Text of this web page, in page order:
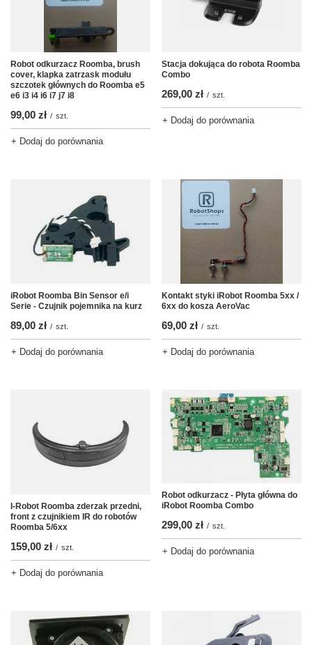
Robot odkurzacz Roomba, brush
cover, klapka zatrzask modułu
szczotek głównych do Roomba e5
e6 i3 i4 i6 i7 j7 i8
99,00 zł / szt.
+ Dodaj do porównania
Stacja dokująca do robota Roomba
Combo
269,00 zł / szt.
+ Dodaj do porównania
iRobot Roomba Bin Sensor e/i
Serie - Czujnik pojemnika na kurz
89,00 zł / szt.
+ Dodaj do porównania
Kontakt styki iRobot Roomba 5xx /
6xx do kosza AeroVac
69,00 zł / szt.
+ Dodaj do porównania
I-Robot Roomba zderzak przedni,
front z czujnikiem IR do robotów
Roomba 5/6xx
159,00 zł / szt.
+ Dodaj do porównania
Robot odkurzacz - Płyta główna do
iRobot Roomba Combo
299,00 zł / szt.
+ Dodaj do porównania